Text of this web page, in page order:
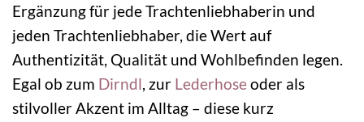
Ergänzung für jede Trachtenliebhaberin und
jeden Trachtenliebhaber, die Wert auf
Authentizität, Qualität und Wohlbefinden legen.
Egal ob zum Dirndl, zur Lederhoseoder als
stilvoller Akzent im Alltag – diese kurz